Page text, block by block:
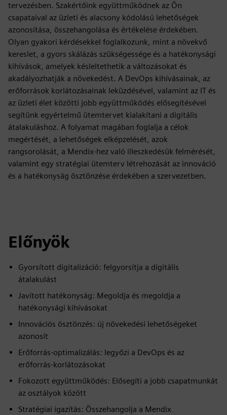
tervezésben. Szakértőink együttműködnek az Ön
csapataival az üzleti és alacsony kódolású lehetőségek
azonosítása, összehangolása és értékelése érdekében.
Olyan gyakori kérdésekkel foglalkozunk, mint a növekvő
kereslet, a gyors skálázás szükségessége és a hatékonysági
kihívások, amelyek késleltethetik a változásokat és
akadályozhatják a növekedést. A DevOps kihívásainak, az
erőforrások korlátozásainak leküzdésével, valamint az IT és
az üzleti élet közötti jobb együttműködés elősegítésével
segítünk egyértelmű ütemtervet kialakítani a digitális
átalakuláshoz. A folyamat magában foglalja a célok
megértését, a lehetőségek elképzelését, azok
rangsorolását, a Mendix-hez való illeszkedésük felmérését,
valamint egy stratégiai ütemterv létrehozását az innováció
és a hatékonyság ösztönzése érdekében a szervezetben.
Előnyök
Gyorsított digitalizáció: felgyorsítja a digitális
átalakulást
Javított hatékonyság: Megoldja és megoldja a
hatékonysági kihívásokat
Innovációs ösztönzés: új növekedési lehetőségeket
azonosít
Erőforrás-optimalizálás: legyőzi a DevOps és az
erőforrás-korlátozásokat
Fokozott együttműködés: Elősegíti a jobb csapatmunkát
az osztályok között
Stratégiai igazítás: Összehangolja a Mendix